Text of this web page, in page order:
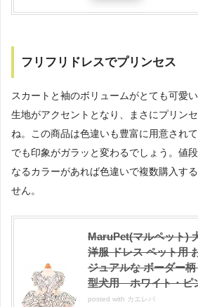
フリフリドレスでプリンセス
スカートと袖のボリュームがとても可愛
生地がアクセントとなり、まさにプリン
ね。この商品は色違いも豊富に用意され
でも印象がガラッと変わるでしょう。値
なるカラーがあれば色違いで複数購入す
せん。
MaruPet(マルペット)
洋服 ドレス ペット用
ジュアルな ボーダー
型犬用 ホワイト・ピ
posted with カエレバ